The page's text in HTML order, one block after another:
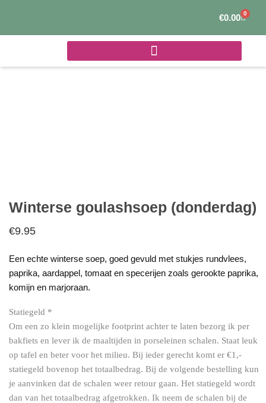
de
€0.00 0
Winterse goulashsoep (donderdag)
€9.95
Een echte winterse soep, goed gevuld met stukjes rundvlees,
paprika, aardappel, tomaat en specerijen zoals gerookte paprika,
komijn en marjoraan.
Statiegeld *
Om een zo klein mogelijke footprint achter te laten bezorg ik per
bakfiets en lever ik de maaltijden in porseleinen schalen. Staat leuk
op tafel en beter voor het milieu. Bij ieder gerecht komt er €1,-
statiegeld bovenop het totaalbedrag. Bij de volgende bestelling kun
je aanvinken dat de schalen weer retour gaan. Het statiegeld wordt
dan van het totaalbedrag afgetrokken. Ik neem de schalen bij de
Winterse
goulashsoep
(donderdag)
aantal